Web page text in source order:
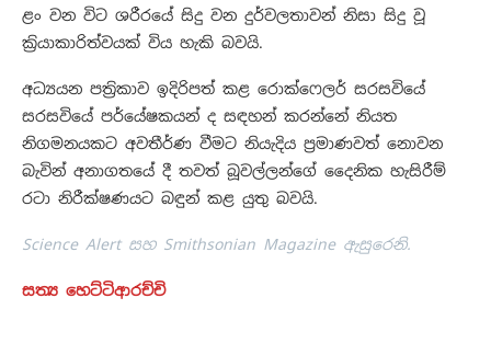
ළං වන විට ශරීරයේ සිදු වන දුර්වලතාවන් නිසා සිදු වූ
ක්‍රියාකාරිත්වයක් විය හැකි බවයි.
අධ්‍යයන පත්‍රිකාව ඉදිරිපත් කළ රොක්ෆෙලර් සරසවියේ
සරසවියේ පර්යේෂකයන් ද සඳහන් කරන්නේ නියත
නිගමනයකට අවතීර්ණ වීමට නියැදිය ප්‍රමාණවත් නොවන
බැවින් අනාගතයේ දී තවත් බූවල්ලන්ගේ දෛනික හැසිරීම්
රටා නිරීක්ෂණයට බඳුන් කළ යුතු බවයි.
Science Alert සහ Smithsonian Magazine ඇසුරෙනි.
සත්‍ය හෙට්ටිආරච්චි